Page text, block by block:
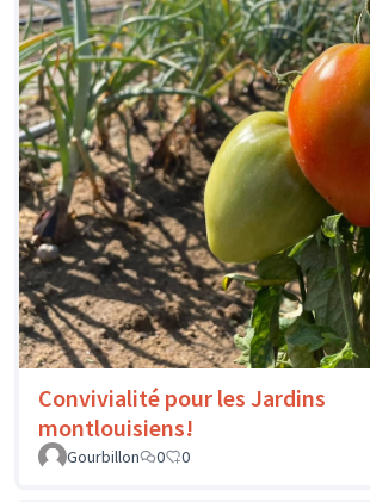
Convivialité pour les Jardins
montlouisiens!
Gourbillon
0 0